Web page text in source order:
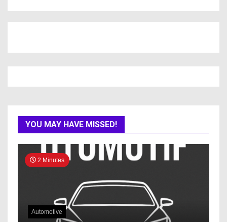
YOU MAY HAVE MISSED!
2 Minutes
Automotive